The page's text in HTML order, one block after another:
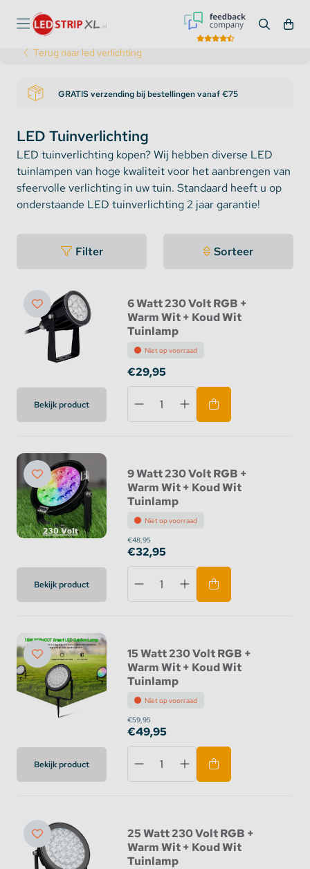
Terug naar led verlichting
verzending bij bestellingen vanaf €75
LED Tuinverlichting
LED tuinverlichting kopen? Wij hebben diverse LED
tuinlampen van hoge kwaliteit voor het aanbrengen van
sfeervolle verlichting in uw tuin. Standaard heeft u op
onderstaande LED tuinverlichting 2 jaar garantie!
Filter Sorteer
Bekijk product
6 Watt 230 Volt RGB +
Warm Wit + Koud Wit
Tuinlamp
Niet op voorraad
€29,95
Bekijk product
9 Watt 230 Volt RGB +
Warm Wit + Koud Wit
Tuinlamp
Niet op voorraad
€48,95
€32,95
Bekijk product
15 Watt 230 Volt RGB +
Warm Wit + Koud Wit
Tuinlamp
Niet op voorraad
€59,95
€49,95
25 Watt 230 Volt RGB +
Warm Wit + Koud Wit
Tuinlamp